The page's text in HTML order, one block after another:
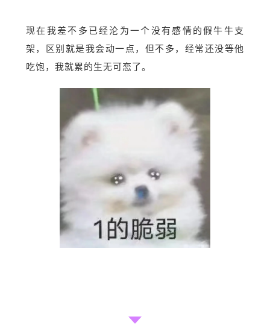
现在我差不多已经沦为一个没有感情的假牛牛支
架，区别就是我会动一点，但不多，经常还没等他
吃饱，我就累的生无可恋了。